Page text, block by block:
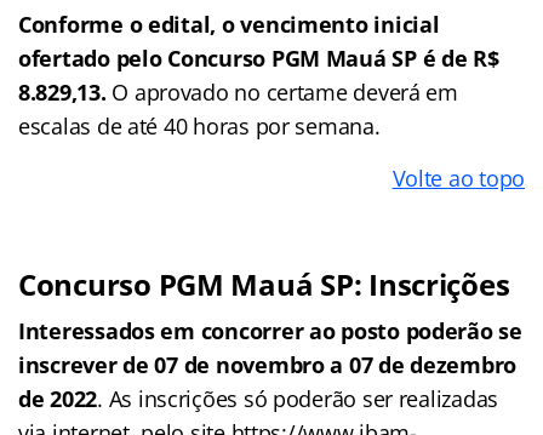
Conforme o edital, o vencimento inicial
ofertado pelo Concurso PGM Mauá SP é de R$
8.829,13. O aprovado no certame deverá em
escalas de até 40 horas por semana.
Volte ao topo
Concurso PGM Mauá SP: Inscrições
Interessados em concorrer ao posto poderão se
inscrever de 07 de novembro a 07 de dezembro
de 2022. As inscrições só poderão ser realizadas